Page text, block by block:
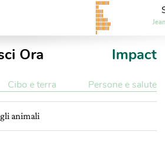
Ora Impact
Cibo e terra Persone e salute
animali